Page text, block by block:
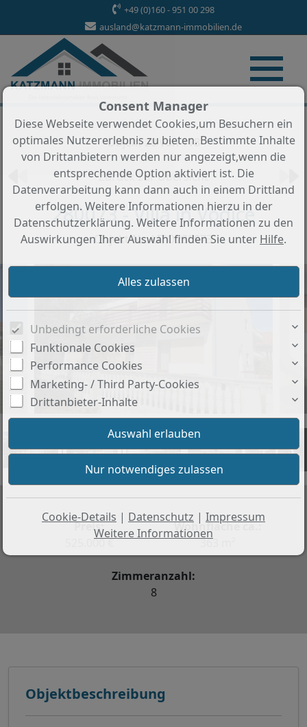
+49 (0)160 - 951 00 298
ausland@katzmann-immobilien.de
Objekt 28 von 118
Zurück zur Übersicht
280073 - Villa in Vodice
Objekt-Nr.: LITO280073
+15
Preis:
525.000 €
Wohnfläche ca.:
363 m²
Zimmeranzahl:
8
Objektbeschreibung
Consent Manager
Diese Webseite verwendet Cookies,um Besuchern ein
optimales Nutzererlebnis zu bieten. Bestimmte Inhalte
von Drittanbietern werden nur angezeigt,wenn die
entsprechende Option aktiviert ist. Die
Datenverarbeitung kann dann auch in einem Drittland
erfolgen. Weitere Informationen hierzu in der
Datenschutzerklärung. Weitere Informationen zu den
Auswirkungen Ihrer Auswahl finden Sie unter Hilfe.
Unbedingt erforderliche Cookies
Funktionale Cookies
Performance Cookies
Marketing- / Third Party-Cookies
Drittanbieter-Inhalte
Cookie-Details | Datenschutz | Impressum
Weitere Informationen